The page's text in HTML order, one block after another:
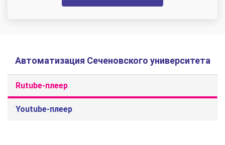
Автоматизация Сеченовского университета
Rutube-плеер
Youtube-плеер